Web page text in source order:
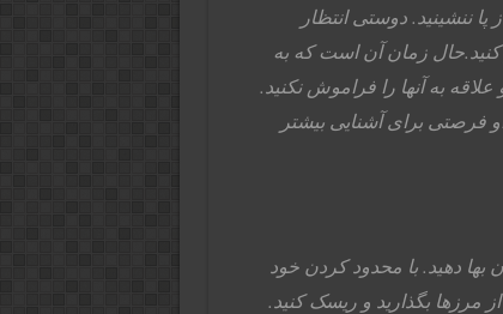
ننشینید. دوستی انتظار
زمان آن است که به
به آنها را فراموش نکنید.
فرصتی برای آشنایی بیشتر
بها دهید. با محدود کردن خود
از مرزها بگذارید و ریسک کنید.